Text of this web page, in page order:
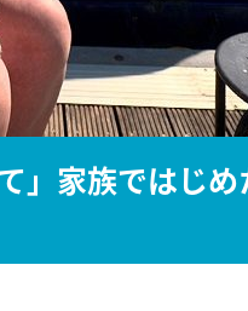
」家族ではじ